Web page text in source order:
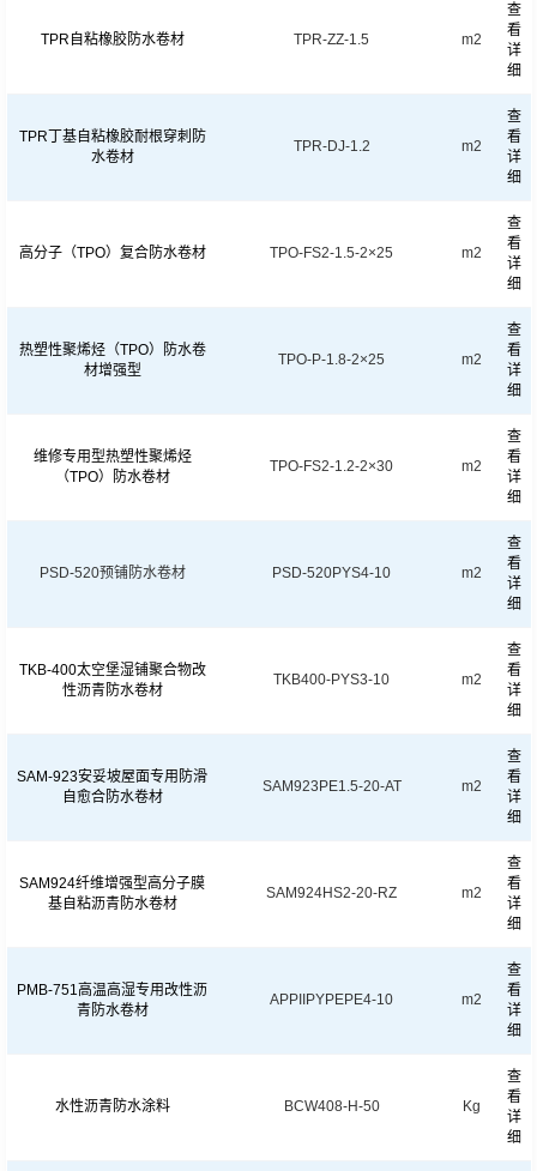
TPR自粘橡胶防水卷材 TPR-ZZ-1.5 m2
查
看
详
细
TPR丁基自粘橡胶耐根穿刺防
水卷材
TPR-DJ-1.2 m2
查
看
详
细
高分子（TPO）复合防水卷材 TPO-FS2-1.5-2×25 m2
查
看
详
细
热塑性聚烯烃（TPO）防水卷
材增强型
TPO-P-1.8-2×25 m2
查
看
详
细
维修专用型热塑性聚烯烃
（TPO）防水卷材
TPO-FS2-1.2-2×30 m2
查
看
详
细
PSD-520预铺防水卷材 PSD-520PYS4-10 m2
查
看
详
细
TKB-400太空堡湿铺聚合物改
性沥青防水卷材
TKB400-PYS3-10 m2
查
看
详
细
SAM-923安妥坡屋面专用防滑
自愈合防水卷材
SAM923PE1.5-20-AT m2
查
看
详
细
SAM924纤维增强型高分子膜
基自粘沥青防水卷材
SAM924HS2-20-RZ m2
查
看
详
细
PMB-751高温高湿专用改性沥
青防水卷材
APPIIPYPEPE4-10 m2
查
看
详
细
水性沥青防水涂料 BCW408-H-50 Kg
查
看
详
细